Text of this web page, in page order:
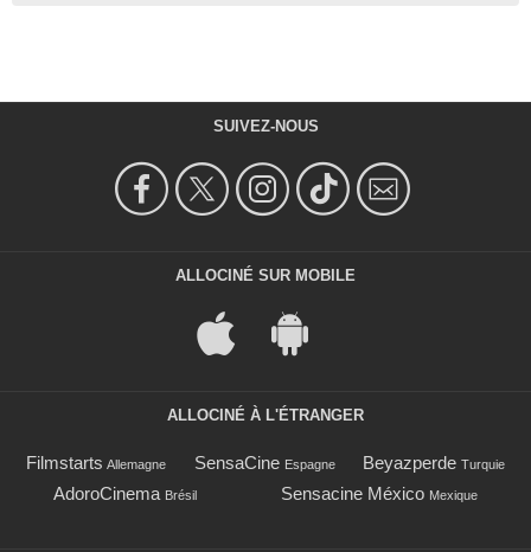
SUIVEZ-NOUS
ALLOCINÉ SUR MOBILE
ALLOCINÉ À L'ÉTRANGER
Filmstarts Allemagne SensaCine Espagne Beyazperde Turquie
AdoroCinema Brésil Sensacine México Mexique